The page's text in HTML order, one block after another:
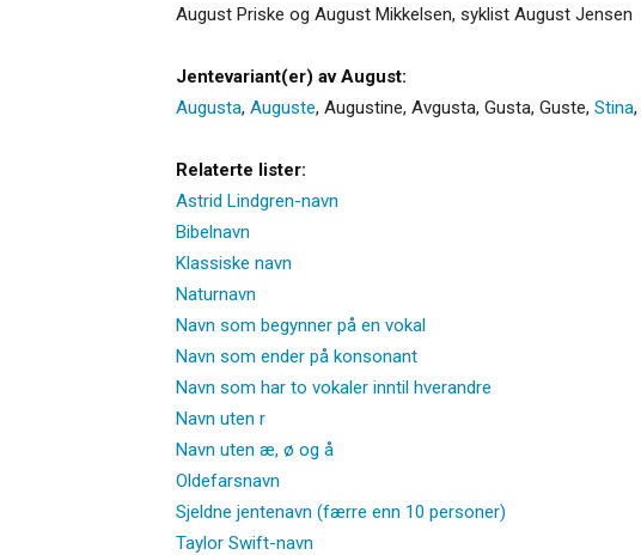
August Priske og August Mikkelsen, syklist August Jensen
Jentevariant(er) av August:
Augusta, Auguste, Augustine, Avgusta, Gusta, Guste, Stina,
Relaterte lister:
Astrid Lindgren-navn
Bibelnavn
Klassiske navn
Naturnavn
Navn som begynner på en vokal
Navn som ender på konsonant
Navn som har to vokaler inntil hverandre
Navn uten r
Navn uten æ, ø og å
Oldefarsnavn
Sjeldne jentenavn (færre enn 10 personer)
Taylor Swift-navn